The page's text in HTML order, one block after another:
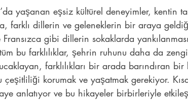
yaşanan eşsiz kültürel deneyimler, kentin
farklı dillerin ve geleneklerin bir araya
gibi dillerin sokaklarda
bu farklılıklar, şehrin ruhunu daha da
farklılıkları bir arada barındıran bir
korumak ve yaşatmak gerekiyor.
anlatıyor ve bu hikayeler birbirleriyle